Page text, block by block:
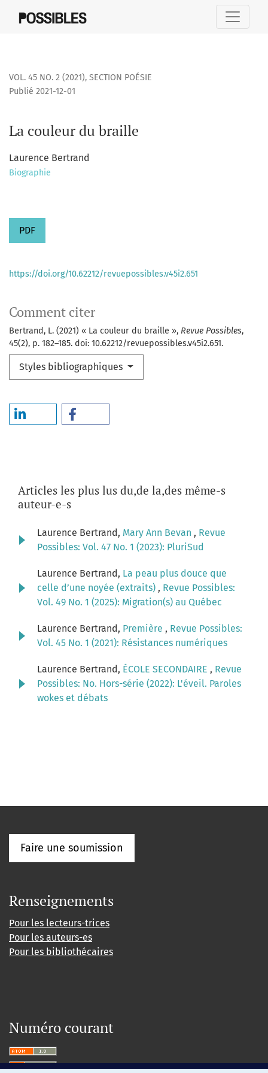
VOL. 45 NO. 2 (2021), SECTION POÉSIE
La couleur du braille
Publié 2021-12-01
Laurence Bertrand
Biographie
PDF
Comment citer
Bertrand, L. (2021) « La couleur du braille », Revue Possibles,
45(2), p. 182–185. doi: 10.62212/revuepossibles.v45i2.651.
Styles bibliographiques
https://doi.org/10.62212/revuepossibles.v45i2.651
Articles les plus lus du,de la,des même-s
auteur-e-s
Laurence Bertrand, Mary Ann Bevan , Revue
Possibles: Vol. 47 No. 1 (2023): PluriSud
Laurence Bertrand, La peau plus douce que
celle d’une noyée (extraits) , Revue Possibles:
Vol. 49 No. 1 (2025): Migration(s) au Québec
Laurence Bertrand, Première , Revue Possibles:
Vol. 45 No. 1 (2021): Résistances numériques
Laurence Bertrand, ÉCOLE SECONDAIRE , Revue
Possibles: No. Hors-série (2022): L'éveil. Paroles
wokes et débats
Faire une soumission
Renseignements
Pour les lecteurs-trices
Pour les auteurs-es
Pour les bibliothécaires
Numéro courant